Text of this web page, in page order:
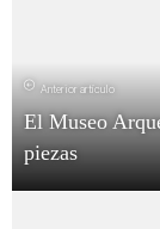
Anterior artículo
El Museo
piezas